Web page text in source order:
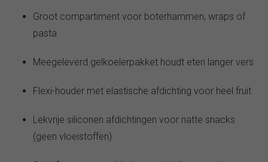
Groot compartiment voor boterhammen, wraps of
pasta
Meegeleverd gelkoelerpakket houdt eten langer vers
Flexi-houder met elastische afdichting voor heel fruit
Lekvrije siliconen afdichtingen voor natte snacks
(geen vloeistoffen)